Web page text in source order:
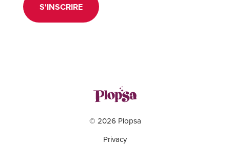
S'INSCRIRE
© 2026 Plopsa
Privacy